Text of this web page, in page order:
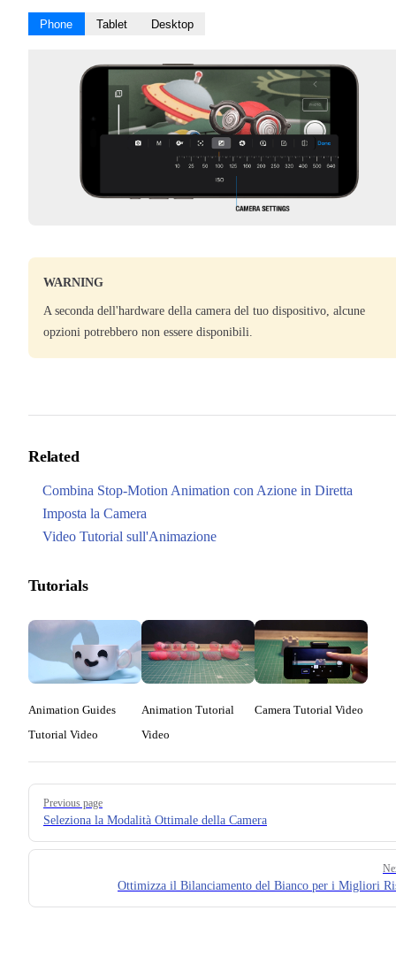
Phone Tablet Desktop
WARNING
A seconda dell'hardware della camera del tuo dispositivo, alcune
opzioni potrebbero non essere disponibili.
Related
Combina Stop-Motion Animation con Azione in Diretta
Imposta la Camera
Video Tutorial sull'Animazione
Tutorials
Animation Guides
Tutorial Video
Animation Tutorial
Video
Camera Tutorial Video
Pager
Previous page
Seleziona la Modalità Ottimale della Camera
Ottimizza il Bilanciamento del Bianco per i Migliori